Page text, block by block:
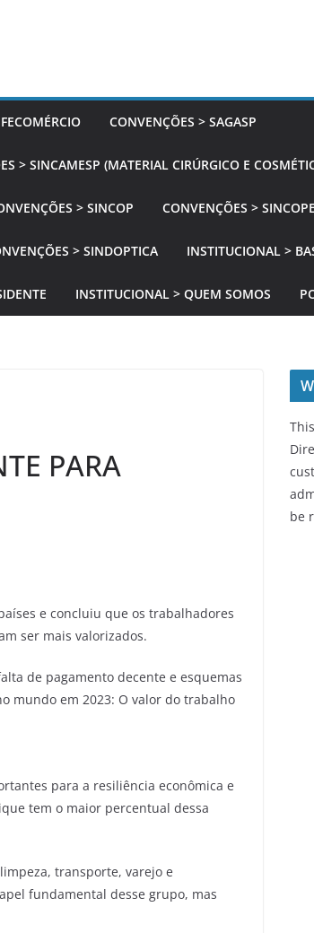
CONVENÇÕES > SAGASP
> SINCAMESP (MATERIAL CIRÚRGICO E
> SINCOP CONVENÇÕES >
> SINDOPTICA INSTITUCIONAL >
INSTITUCIONAL > QUEM SOMOS
PARA
e concluiu que os trabalhadores
ser mais valorizados.
de pagamento decente e esquemas
mundo em 2023: O valor do trabalho
para a resiliência econômica e
tem o maior percentual dessa
transporte, varejo e
fundamental desse grupo, mas
be